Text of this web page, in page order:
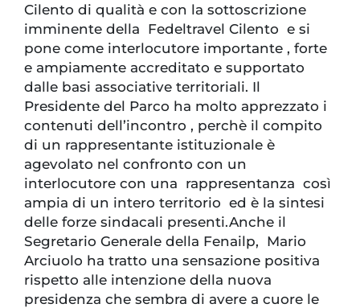
Cilento di qualità e con la sottoscrizione
imminente della Fedeltravel Cilento e si
pone come interlocutore importante , forte
e ampiamente accreditato e supportato
dalle basi associative territoriali. Il
Presidente del Parco ha molto apprezzato i
contenuti dell’incontro , perchè il compito
di un rappresentante istituzionale è
agevolato nel confronto con un
interlocutore con una rappresentanza così
ampia di un intero territorio ed è la sintesi
delle forze sindacali presenti.Anche il
Segretario Generale della Fenailp, Mario
Arciuolo ha tratto una sensazione positiva
rispetto alle intenzione della nuova
presidenza che sembra di avere a cuore le